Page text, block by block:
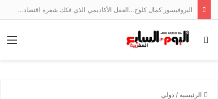
البروفيسور كمال كلوج…العقل الأكاديمي الذي فكك شفرة اقتصاد الخدمات وجسر الهوة بين ضفتي المتوسط
بحث عن
الرئيسية / دولي